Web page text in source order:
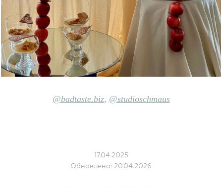
@badtaste.biz, @studioschmaus
17.04.2025
Обновлено: 20.04.2026